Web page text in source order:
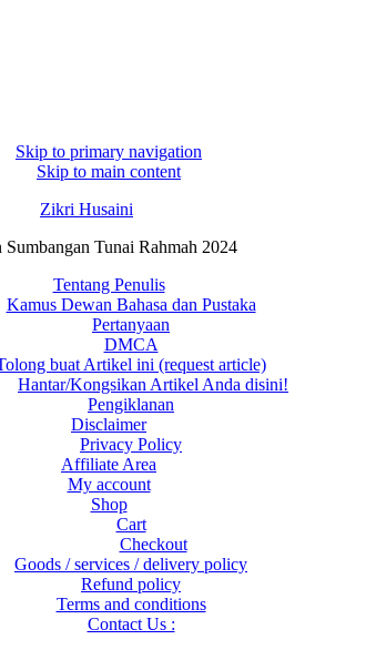
Skip to primary navigation
Skip to main content
Zikri Husaini
Sumbangan Tunai Rahmah 2024
Tentang Penulis
Kamus Dewan Bahasa dan Pustaka
Pertanyaan
DMCA
buat Artikel ini (request article)
Hantar/Kongsikan Artikel Anda disini!
Pengiklanan
Disclaimer
Privacy Policy
Affiliate Area
My account
Shop
Cart
Checkout
Goods / services / delivery policy
Refund policy
Terms and conditions
Contact Us :